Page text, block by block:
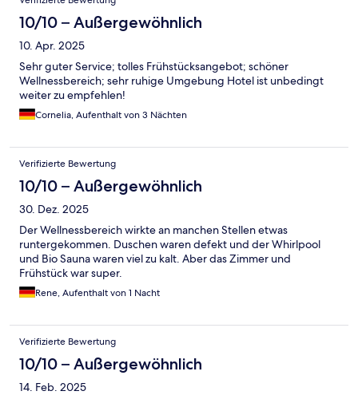
10/10 – Außergewöhnlich
10. Apr. 2025
Sehr guter Service; tolles Frühstücksangebot; schöner
Wellnessbereich; sehr ruhige Umgebung Hotel ist unbedingt
weiter zu empfehlen!
Cornelia, Aufenthalt von 3 Nächten
Verifizierte Bewertung
10/10 – Außergewöhnlich
30. Dez. 2025
Der Wellnessbereich wirkte an manchen Stellen etwas
runtergekommen. Duschen waren defekt und der Whirlpool
und Bio Sauna waren viel zu kalt. Aber das Zimmer und
Frühstück war super.
Rene, Aufenthalt von 1 Nacht
Verifizierte Bewertung
10/10 – Außergewöhnlich
14. Feb. 2025